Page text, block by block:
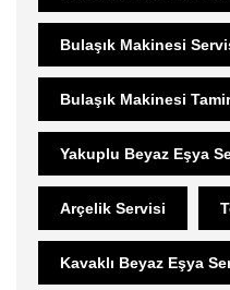
Bulaşık Makinesi
Bulaşık Makinesi
Yakuplu Beyaz Eşya
Arçelik Servisi
Kavaklı Beyaz Eşya